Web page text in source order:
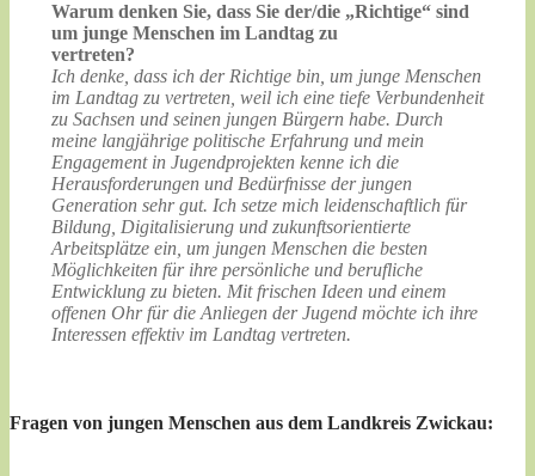
Warum denken Sie, dass Sie der/die „Richtige“ sind
um junge Menschen im Landtag zu
vertreten?
Ich denke, dass ich der Richtige bin, um junge Menschen
im Landtag zu vertreten, weil ich eine tiefe Verbundenheit
zu Sachsen und seinen jungen Bürgern habe. Durch
meine langjährige politische Erfahrung und mein
Engagement in Jugendprojekten kenne ich die
Herausforderungen und Bedürfnisse der jungen
Generation sehr gut. Ich setze mich leidenschaftlich für
Bildung, Digitalisierung und zukunftsorientierte
Arbeitsplätze ein, um jungen Menschen die besten
Möglichkeiten für ihre persönliche und berufliche
Entwicklung zu bieten. Mit frischen Ideen und einem
offenen Ohr für die Anliegen der Jugend möchte ich ihre
Interessen effektiv im Landtag vertreten.
Fragen von jungen Menschen aus dem Landkreis Zwickau: